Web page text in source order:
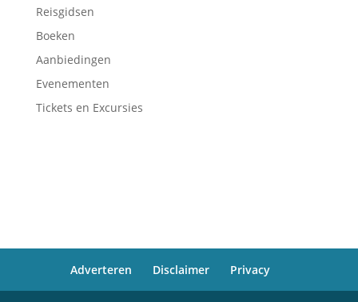
Reisgidsen
Boeken
Aanbiedingen
Evenementen
Tickets en Excursies
Adverteren Disclaimer Privacy